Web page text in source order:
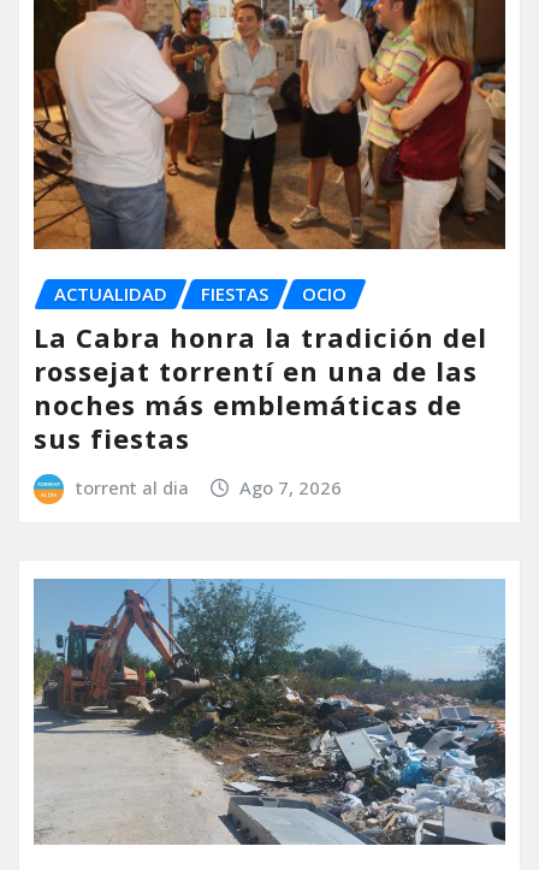
ACTUALIDAD FIESTAS OCIO
La Cabra honra la tradición del
rossejat torrentí en una de las
noches más emblemáticas de
sus fiestas
torrent al dia Ago 7, 2026